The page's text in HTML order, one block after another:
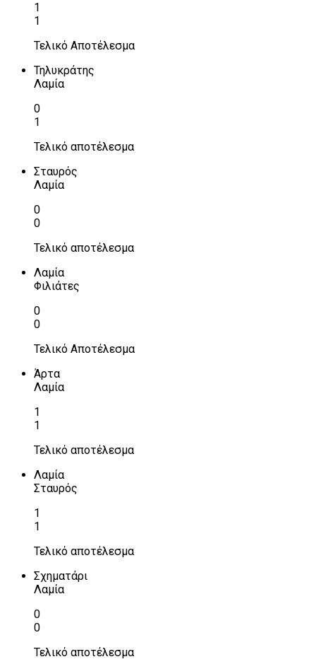
1
1
Τελικό Αποτέλεσμα
Τηλυκράτης
Λαμία
0
1
Τελικό αποτέλεσμα
Σταυρός
Λαμία
0
0
Τελικό αποτέλεσμα
Λαμία
Φιλιάτες
0
0
Τελικό Αποτέλεσμα
Άρτα
Λαμία
1
1
Τελικό αποτέλεσμα
Λαμία
Σταυρός
1
1
Τελικό αποτέλεσμα
Σχηματάρι
Λαμία
0
0
Τελικό αποτέλεσμα